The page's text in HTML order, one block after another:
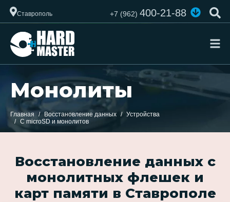
Ставрополь +7 (962)400-21-88
Монолиты
Главная Восстановление данных
Устройства
С microSD и монолитов
Восстановление данных с
монолитных флешек и
карт памяти в Ставрополе